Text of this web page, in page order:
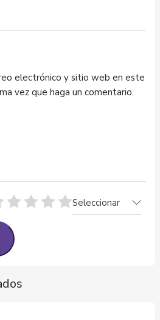
electrónico y sitio web en este
vez que haga un comentario.
Seleccionar